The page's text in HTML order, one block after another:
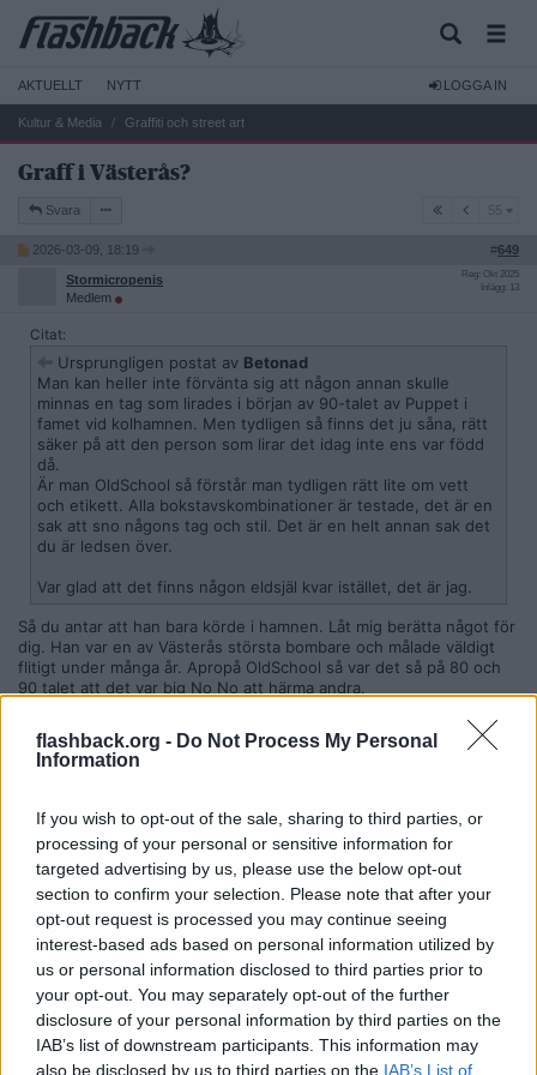
flashback.org - Do Not Process My Personal
Information
If you wish to opt-out of the sale, sharing to third parties, or
processing of your personal or sensitive information for
targeted advertising by us, please use the below opt-out
section to confirm your selection. Please note that after your
opt-out request is processed you may continue seeing
interest-based ads based on personal information utilized by
us or personal information disclosed to third parties prior to
your opt-out. You may separately opt-out of the further
disclosure of your personal information by third parties on the
IAB’s list of downstream participants. This information may
also be disclosed by us to third parties on the IAB’s List of
AKTUELLT NYTT LOGGA IN
Kultur & Media Graffiti och street art
Graff i Västerås?
Svara 55
2026-03-09, 18:19 #649
Stormicropenis
Medlem
Reg: Okt 2025
Inlägg: 13
Citat:
Ursprungligen postat av Betonad
Man kan heller inte förvänta sig att någon annan skulle
minnas en tag som lirades i början av 90-talet av Puppet i
famet vid kolhamnen. Men tydligen så finns det ju såna, rätt
säker på att den person som lirar det idag inte ens var född
då.
Är man OldSchool så förstår man tydligen rätt lite om vett
och etikett. Alla bokstavskombinationer är testade, det är en
sak att sno någons tag och stil. Det är en helt annan sak det
du är ledsen över.
Var glad att det finns någon eldsjäl kvar istället, det är jag.
Så du antar att han bara körde i hamnen. Låt mig berätta något för
dig. Han var en av Västerås största bombare och målade väldigt
flitigt under många år. Apropå OldSchool så var det så på 80 och
90 talet att det var big No No att härma andra.
Citera
Betonad
Medlem
Inlägg: 143
Citat:
Ursprungligen postat avStormicropenis
Så du antar att han bara körde i hamnen. Låt mig berätta
något för dig. Han var en av Västerås största bombare och
målade väldigt flitigt under många år. Apropå OldSchool så
var det så på 80 och 90 talet att det var big No No att härma
andra.
Vart skrev jag att jag var ledsen?